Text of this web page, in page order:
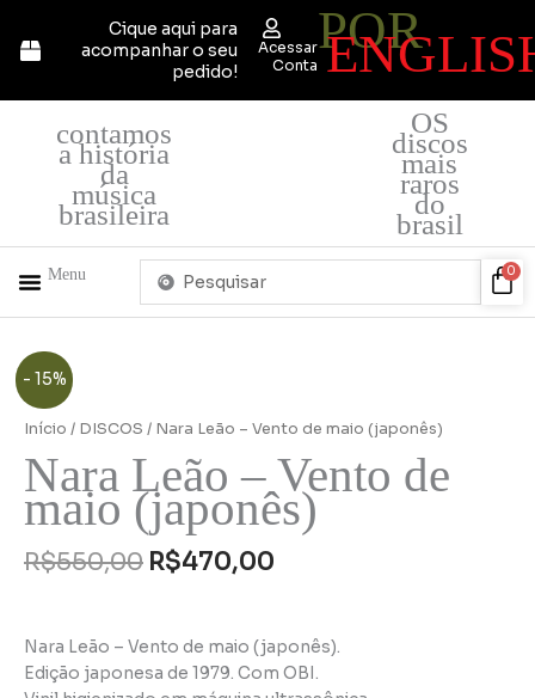
para
Cique aqui para
acompanhar o seu
pedido!
Acessar
Conta
POR
contamos
a história
da
música
brasileira
OS
discos
mais
raros
do
brasil
Menu
Pesquisar
0
- 15%
Início / DISCOS / Nara Leão – Vento de maio (japonês)
Nara Leão – Vento de
maio (japonês)
R$550,00
original
R$550,00.
R$470,00
atual
R$470,00.
Nara Leão – Vento de maio (japonês).
Edição japonesa de 1979. Com OBI.